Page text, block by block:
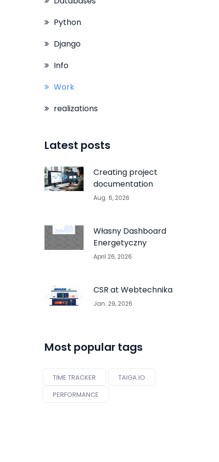
Python
Django
Info
Work
realizations
Latest posts
Creating project
documentation
Aug. 6, 2026
Własny Dashboard
Energetyczny
April 26, 2026
CSR at Webtechnika
Jan. 29, 2026
Most popular tags
TIME TRACKER
TAIGA.IO
PERFORMANCE